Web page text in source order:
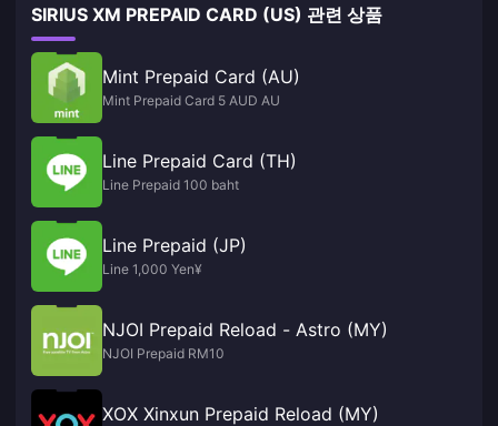
SIRIUS XM PREPAID CARD (US) 관련 상품
Mint Prepaid Card (AU)
Mint Prepaid Card 5 AUD AU
Line Prepaid Card (TH)
Line Prepaid 100 baht
Line Prepaid (JP)
Line 1,000 Yen¥
NJOI Prepaid Reload - Astro (MY)
NJOI Prepaid RM10
XOX Xinxun Prepaid Reload (MY)